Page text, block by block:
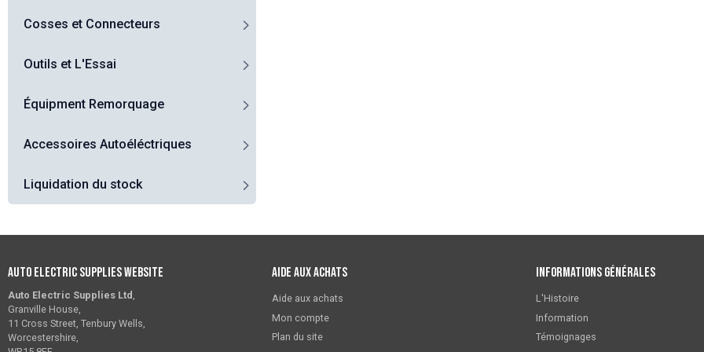
Cosses et Connecteurs
Outils et L'Essai
Équipment Remorquage
Accessoires Autoéléctriques
Liquidation du stock
Auto Electric Supplies Website
Auto Electric Supplies Ltd
Granville House,
11 Cross Street, Tenbury Wells,
Worcestershire,
Aide aux achats
Aide aux achats
Mon compte
Plan du site
Informations générales
L'Histoire
Information
Témoignages